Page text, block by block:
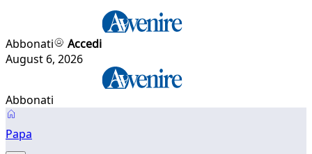
Abbonati
Accedi
August 6, 2026
Abbonati
Papa